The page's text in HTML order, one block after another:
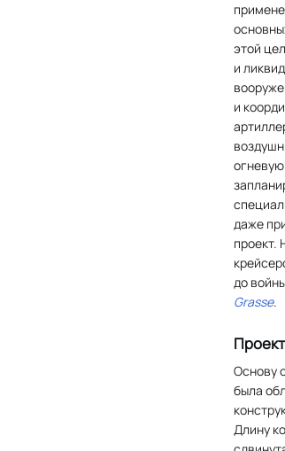
этой
и
и
даже
проект.
до
Grasse.
Основу
была
Длину